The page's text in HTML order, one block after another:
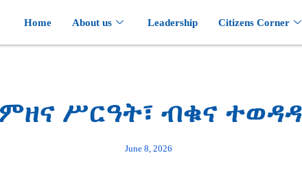
Home About us Leadership Citizens Corner
ሥርዓት፣ ብቁና
June 8, 2026